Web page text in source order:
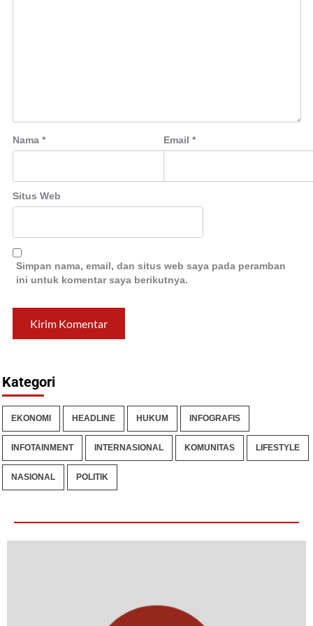
Nama * Email *
Situs Web
Simpan nama, email, dan situs web saya pada peramban
ini untuk komentar saya berikutnya.
Kategori
EKONOMI HEADLINE HUKUM INFOGRAFIS
INFOTAINMENT INTERNASIONAL KOMUNITAS LIFESTYLE
NASIONAL POLITIK